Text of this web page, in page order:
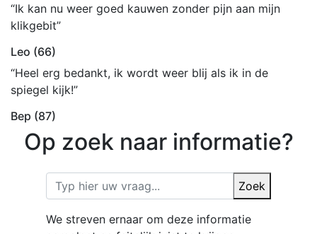
“Ik kan nu weer goed kauwen zonder pijn aan mijn
klikgebit”
Leo (66)
“Heel erg bedankt, ik wordt weer blij als ik in de
spiegel kijk!”
Bep (87)
Op zoek naar informatie?
Zoek
We streven ernaar om deze informatie